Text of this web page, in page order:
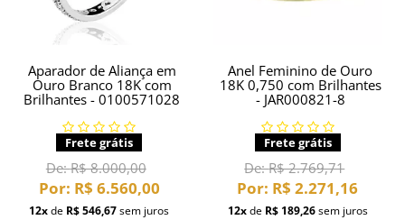
Aparador de Aliança em
Ouro Branco 18K com
Brilhantes - 0100571028
Frete grátis
De:R$ 8.000,00
Por: R$ 6.560,00
12xde R$ 546,67sem juros
Anel Feminino de Ouro
18K 0,750 com Brilhantes
- JAR000821-8
Frete grátis
De:R$ 2.769,71
Por: R$ 2.271,16
12xde R$ 189,26sem juros